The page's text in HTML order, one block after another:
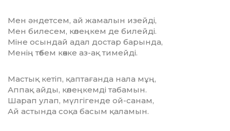
Мен әндетсем, ай жамалын изейді,
Мен билесем, көлеңкем де билейді.
Міне осындай адал достар барында,
Менің төбем көкке аз-ақ тимейді.
Мастық кетіп, қаптағанда нала мұң,
Аппақ айды, көлеңкемді табамын.
Шарап улап, мүлгігенде ой-санам,
Ай астында соқа басым қаламын.